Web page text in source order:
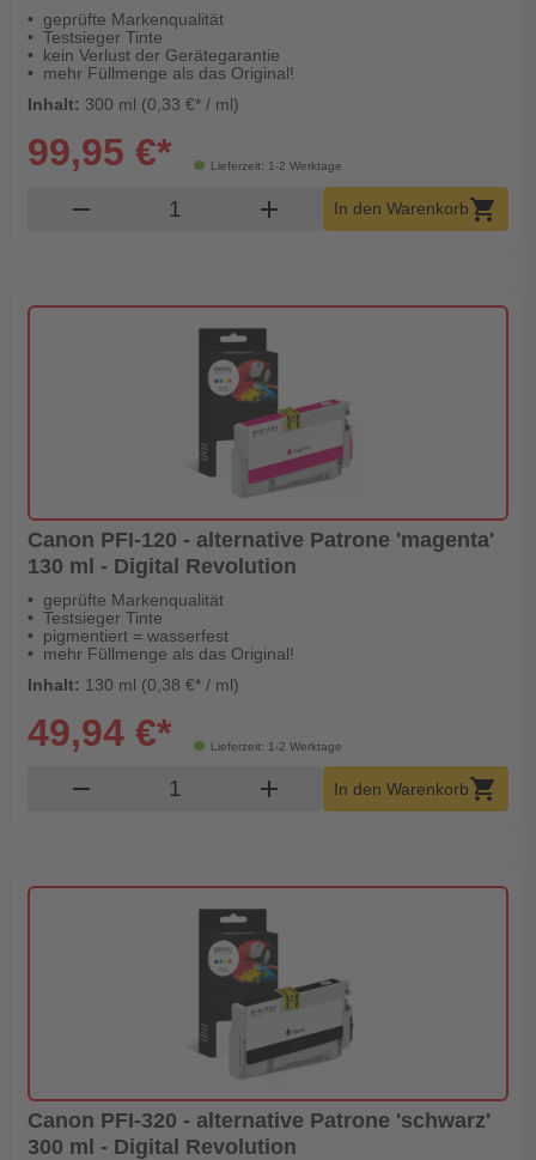
geprüfte Markenqualität
Testsieger Tinte
kein Verlust der Gerätegarantie
mehr Füllmenge als das Original!
Inhalt: 300 ml (0,33 €* / ml)
Lieferzeit: 1-2 Werktage
99,95 €*
remove Produkt Warenkorb Menge
add In den Warenkorbshopping_cart
Canon PFI-120 - alternative Patrone 'magenta'
130 ml - Digital Revolution
geprüfte Markenqualität
Testsieger Tinte
pigmentiert = wasserfest
mehr Füllmenge als das Original!
Inhalt: 130 ml (0,38 €* / ml)
Lieferzeit: 1-2 Werktage
49,94 €*
remove Produkt Warenkorb Menge
add In den Warenkorbshopping_cart
Canon PFI-320 - alternative Patrone 'schwarz'
300 ml - Digital Revolution